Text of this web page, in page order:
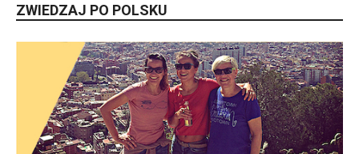
ZWIEDZAJ PO POLSKU